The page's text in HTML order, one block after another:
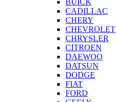
BUICK
CADILLAC
CHERY
CHEVROLET
CHRYSLER
CITROEN
DAEWOO
DATSUN
DODGE
FIAT
FORD